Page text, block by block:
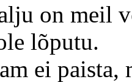
on meil
lõputu.
ei